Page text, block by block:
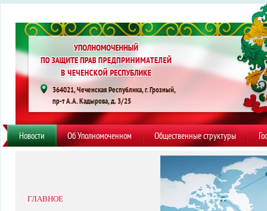
364021, Чеченская Республика, г. Грозный,
пр-т А.А. Кадырова, д. 3/25
Новости Об Уполномоченном Общественные структуры
ГЛАВНОЕ